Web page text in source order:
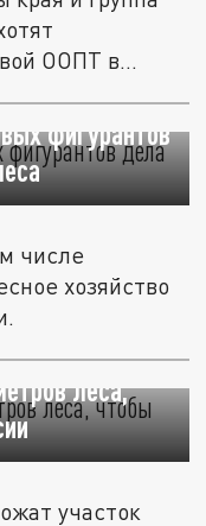
ООПТ в
фигурантов
числе
хозяйство
леса,
участок